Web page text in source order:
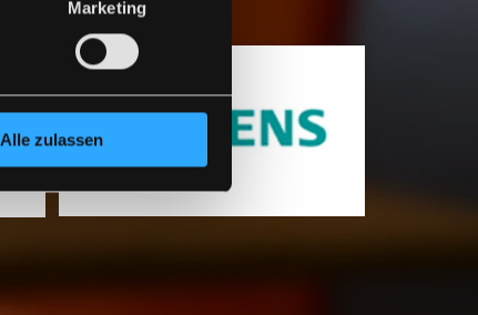
Marketing
Alle zulassen